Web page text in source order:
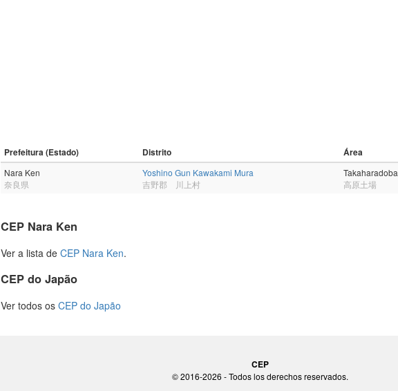
Prefeitura (Estado) Distrito Área
Nara Ken
奈良県
Yoshino Gun Kawakami Mura
吉野郡 川上村
Takaharadoba
高原土場
CEP Nara Ken
Ver a lista de CEP Nara Ken.
CEP do Japão
Ver todos os CEP do Japão
CEP
© 2016-2026 - Todos los derechos reservados.